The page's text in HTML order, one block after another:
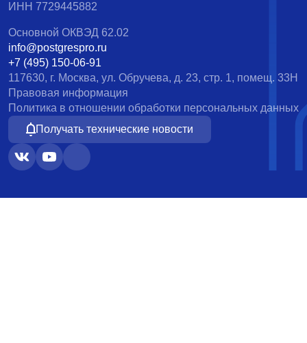
ИНН 7729445882
Основной ОКВЭД 62.02
info@postgrespro.ru
+7 (495) 150-06-91
117630, г. Москва, ул. Обручева, д. 23, стр. 1, помещ. 33Н
Правовая информация
Политика в отношении обработки персональных данных
Получать технические новости